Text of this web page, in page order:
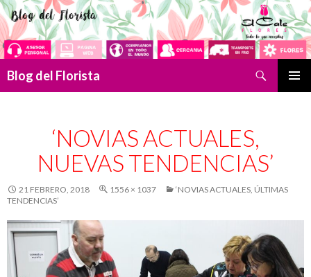
Blog del Florista
‘NOVIAS ACTUALES,
NUEVAS TENDENCIAS’
21 FEBRERO, 2018 1556 × 1037
‘NOVIAS ACTUALES, ÚLTIMAS
TENDENCIAS’